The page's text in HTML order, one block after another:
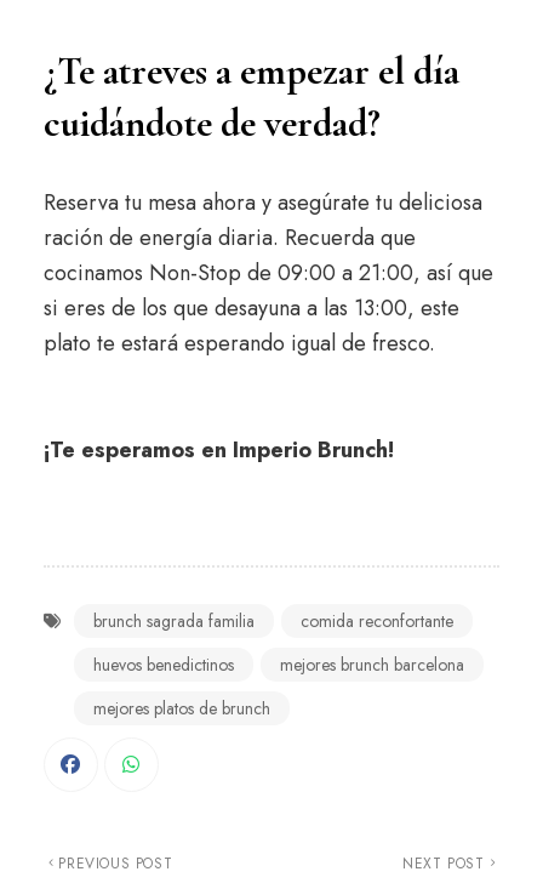
¿Te atreves a empezar el día
cuidándote de verdad?
Reserva tu mesa ahora y asegúrate tu deliciosa
ración de energía diaria. Recuerda que
cocinamos Non-Stop de 09:00 a 21:00, así que
si eres de los que desayuna a las 13:00, este
plato te estará esperando igual de fresco.
¡Te esperamos en Imperio Brunch!
brunch sagrada familia
comida reconfortante
huevos benedictinos
mejores brunch barcelona
mejores platos de brunch
PREVIOUS POST NEXT POST